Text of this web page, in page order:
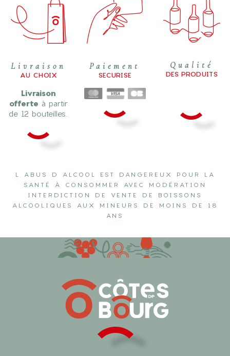
Livraison
AU CHOIX
Livraison
offerte à partir
de 12 bouteilles.
Paiement
SECURISE
Qualité
DES PRODUITS
L ABUS D ALCOOL EST DANGEREUX POUR LA
SANTÉ À CONSOMMER AVEC MODÉRATION
INTERDICTION DE VENTE DE BOISSONS
ALCOOLIQUES AUX MINEURS DE MOINS DE 18
ANS